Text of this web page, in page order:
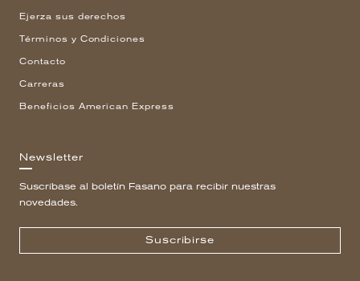
Ejerza sus derechos
Términos y Condiciones
Contacto
Carreras
Beneficios American Express
Newsletter
Suscríbase al boletín Fasano para recibir nuestras
novedades.
Suscribirse